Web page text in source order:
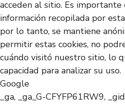
acceden al sitio. Es
información recopilada por
por lo tanto, se mantiene
permitir estas cookies, no
cuándo visitó nuestro sitio, lo
capacidad para analizar su uso.
Google
_ga, _ga_G-CFYFP61RW9,